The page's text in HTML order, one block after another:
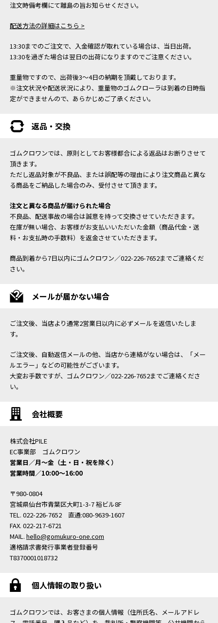
注文時備考欄にて離島の旨お知らせください。
配送方法の詳細はこちら >
13:30までのご注文で、入金確認が取れている場合は、当日出荷。
13:30を過ぎた場合は翌日の出荷になりますのでご注意ください。
重量物ですので、出荷後3～4日の納期を頂戴しております。
※注文状況や配送状況により、重量物のゴムクローラは到着の日時指
定ができませんので、あらかじめご了承ください。
返品・交換
ゴムクロワンでは、原則としてお客様都合による返品はお断りさせて
頂きます。
ただし返品対象が不良品、または誤配等の理由により注文商品と異な
る商品をご納品した場合のみ、受付させて頂きます。
注文と異なる商品が届けられた場合
不良品、配送事故の場合は誠意を持って交換させていただきます。
在庫が無い場合、お客様がお支払いいただいた金額（商品代金・送
料・お支払時の手数料）を返金させていただきます。
商品到着から7日以内にゴムクロワン／022-226-7652までご連絡くだ
さい。
メールが届かない場合
ご注文後、当店より通常2営業日以内に必ずメールを返信いたしま
す。
ご注文後、自動返信メールの他、当店から連絡がない場合は、「メー
ルエラー」などの可能性がございます。
大変お手数ですが、ゴムクロワン／022-226-7652までご連絡くださ
い。
会社概要
株式会社PILE
EC事業部 ゴムクロワン
営業日／月〜金（土・日・祝を除く）
営業時間／10:00〜16:00
〒980-0804
宮城県仙台市青葉区大町1-3-7 裕ビル8F
TEL. 022-226-7652 直通:080-9639-1607
FAX. 022-217-6721
MAIL. hello@gomukuro-one.com
適格請求書発行事業者登録番号
T8370001018732
個人情報の取り扱い
ゴムクロワンでは、お客さまの個人情報（住所氏名、メールアドレ